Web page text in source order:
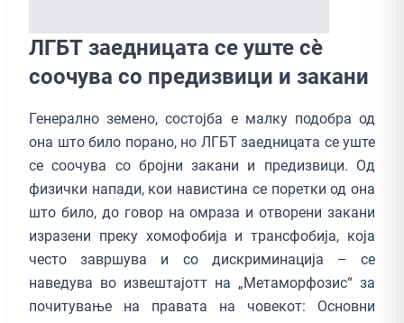
ЛГБТ заедницата се уште сѐ
соочува со предизвици и закани
Генерално земено, состојба е малку подобра од
она што било порано, но ЛГБТ заедницата се уште
се соочува со бројни закани и предизвици. Од
физички напади, кои навистина се поретки од она
што било, до говор на омраза и отворени закани
изразени преку хомофобија и трансфобија, која
често завршува и со дискриминација – се
наведува во извештајотт на „Метаморфозис“ за
почитување на правата на човекот: Основни